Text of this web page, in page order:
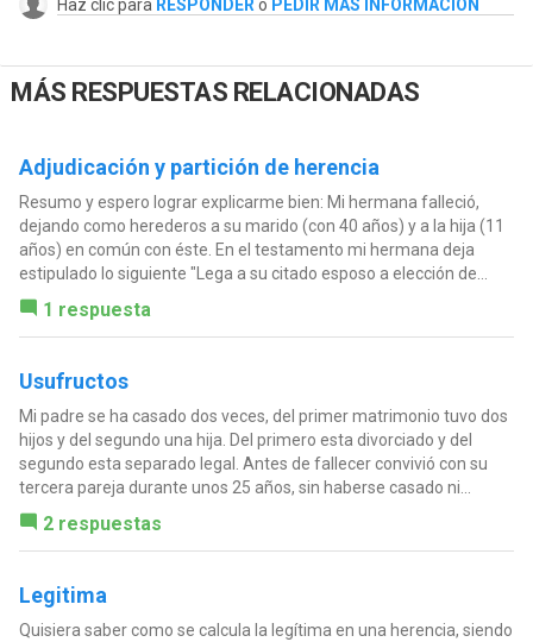
Haz clic para RESPONDER o PEDIR MÁS INFORMACIÓN
MÁS RESPUESTAS RELACIONADAS
Adjudicación y partición de herencia
Resumo y espero lograr explicarme bien: Mi hermana falleció,
dejando como herederos a su marido (con 40 años) y a la hija (11
años) en común con éste. En el testamento mi hermana deja
estipulado lo siguiente "Lega a su citado esposo a elección de...
1 respuesta
Usufructos
Mi padre se ha casado dos veces, del primer matrimonio tuvo dos
hijos y del segundo una hija. Del primero esta divorciado y del
segundo esta separado legal. Antes de fallecer convivió con su
tercera pareja durante unos 25 años, sin haberse casado ni...
2 respuestas
Legitima
Quisiera saber como se calcula la legítima en una herencia, siendo